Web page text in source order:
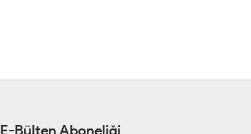
E-Bülten Aboneliği